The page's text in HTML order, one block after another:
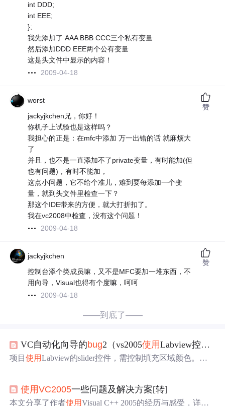
int DDD;
int EEE;
};
我先添加了 AAA BBB CCC三个私有变量
然后添加DDD EEE两个公有变量
这是头文件中显示的内容！
2009-04-18
worst
jackyjkchen兄，你好！
你机子上试验也是这样吗？
我担心的正是：在mfc中添加 万一出错的话 就麻烦大
了
并且，也不是一直添加不了private变量，有时能加(但
也有问题)，有时不能加，
这点小问题，它不给个准儿，难到要每添加一个变
量，就到头文件里检查一下？
那这个IDE带来的方便，就大打折扣了。
我在vc2008中检查，没有这个问题！
2009-04-18
赞
jackyjkchen
控制台添个类成员嘛，又不是MFC要加一堆东西，不
用向导，Visual也得有个度嘛，呵呵
2009-04-18
赞
——到底了——
VC自动化向导的bug2（vs2005使用Labview控件
项目使用Labview的slider控件，需控制填充区域颜色。查
件，其生成的接口类和方法匹配。将VC6.0的接口
S2005工程并修改，成功调用接口。
使用VC2005一些问题及解决方案[转]
本文分享了作者使用Visual C++ 2005的经历与感受，详细